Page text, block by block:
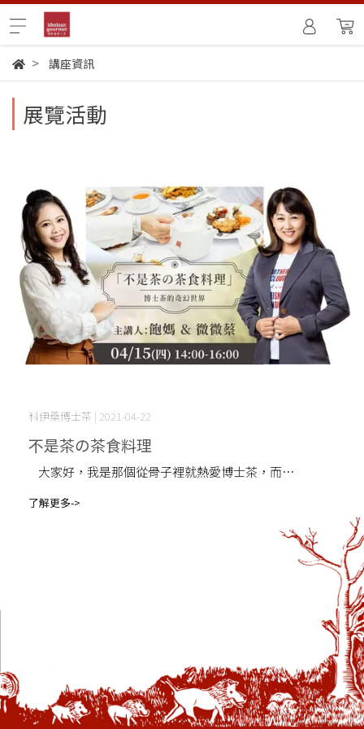
講座資訊
展覽活動
不是茶の茶食料理
科伊桑博士茶 | 2021-04-22
大家好，我是那個從骨子裡就熱愛博士茶，而⋯
了解更多->